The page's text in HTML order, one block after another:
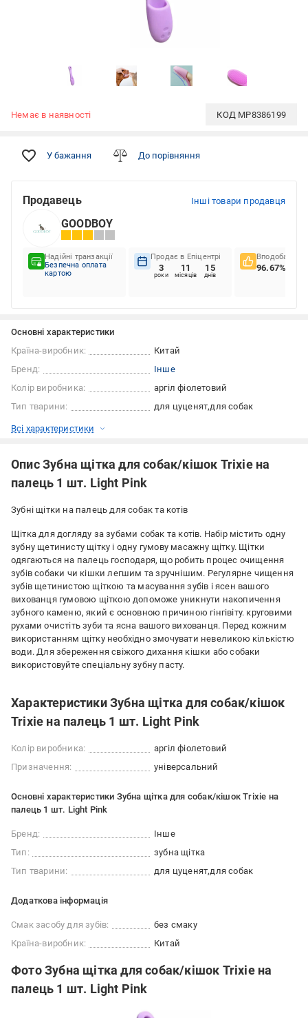
Немає в наявності КОД MP8386199
У бажання До порівняння
Продавець Інші товари продавця
GOODBOY
Надійні транзакції
Безпечна оплата
картою
Продає в Епіцентрі
3
роки
11
місяців
15
днів
Вподобання
96.67%
Основні характеристики
Країна-виробник:
Китай
Бренд:
Інше
Колір виробника:
аргіл фіолетовий
Тип тварини:
для цуценят для собак
Всі характеристики
Опис Зубна щітка для собак/кішок Trixie на
палець 1 шт. Light Pink
Зубні щітки на палець для собак та котів
Щітка для догляду за зубами собак та котів. Набір містить одну
зубну щетинисту щітку і одну гумову масажну щітку. Щітки
одягаються на палець господаря, що робить процес очищення
зубів собаки чи кішки легшим та зручнішим. Регулярне чищення
зубів щетинистою щіткою та масування зубів і ясен вашого
вихованця гумовою щіткою допоможе уникнути накопичення
зубного каменю, який є основною причиною гінгівіту. круговими
рухами очистіть зуби та ясна вашого вихованця. Перед кожним
використанням щітку необхідно змочувати невеликою кількістю
води. Для збереження свіжого дихання кішки або собаки
використовуйте спеціальну зубну пасту.
Характеристики Зубна щітка для собак/кішок
Trixie на палець 1 шт. Light Pink
Колір виробника:
аргіл фіолетовий
Призначення:
універсальний
Основні характеристики Зубна щітка для собак/кішок Trixie на
палець 1 шт. Light Pink
Бренд:
Інше
Тип:
зубна щітка
Тип тварини:
для цуценят для собак
Додаткова інформація
Смак засобу для зубів:
без смаку
Країна-виробник:
Китай
Фото Зубна щітка для собак/кішок Trixie на
палець 1 шт. Light Pink